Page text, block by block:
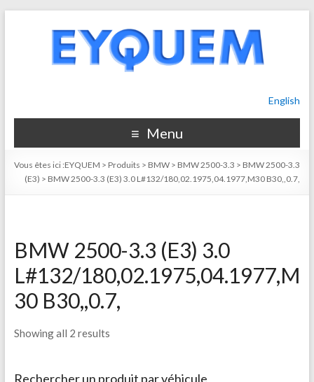
English
Menu
Vous êtes ici :EYQUEM > Produits > BMW > BMW 2500-3.3 > BMW 2500-3.3
(E3) > BMW 2500-3.3 (E3) 3.0 L#132/180,02.1975,04.1977,M30 B30,,0.7,
BMW 2500-3.3 (E3) 3.0
L#132/180,02.1975,04.1977,M
30 B30,,0.7,
Showing all 2 results
Rechercher un produit par véhicule